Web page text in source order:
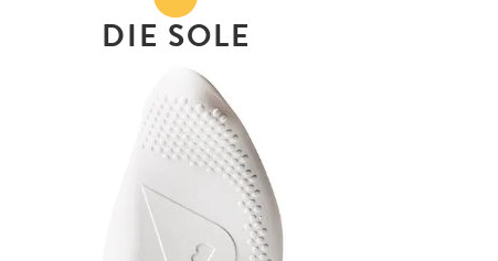
DIE SOLE